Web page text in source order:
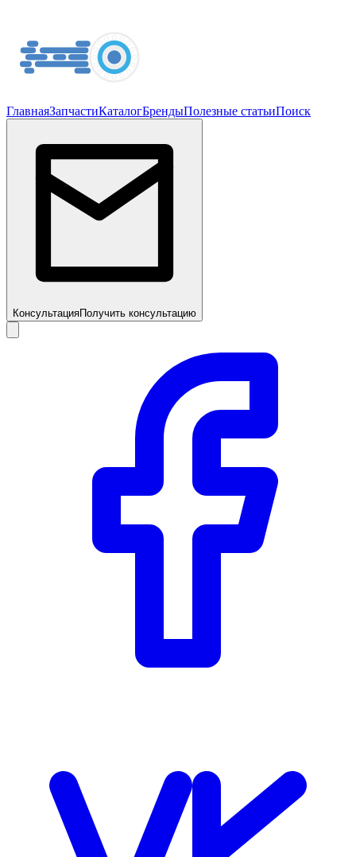
ГлавнаяЗапчастиКаталогБрендыПолезные статьиПоиск
КонсультацияПолучить консультацию